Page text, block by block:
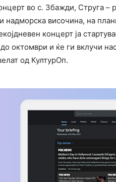
во с. Збажди, Струга –
надморска височина, на
концерт ја
октомври и ќе ги вклучи
од КултурОп.